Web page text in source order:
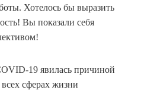
Хотелось бы выразить
Вы показали себя
19 явилась причиной
сферах жизни